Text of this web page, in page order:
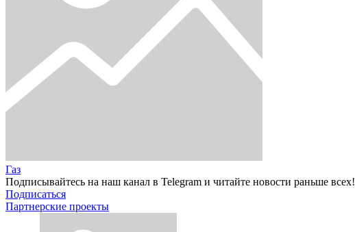
Газ
Подписывайтесь на наш канал в Telegram и читайте новости раньше всех!
Подписаться
Партнерские проекты